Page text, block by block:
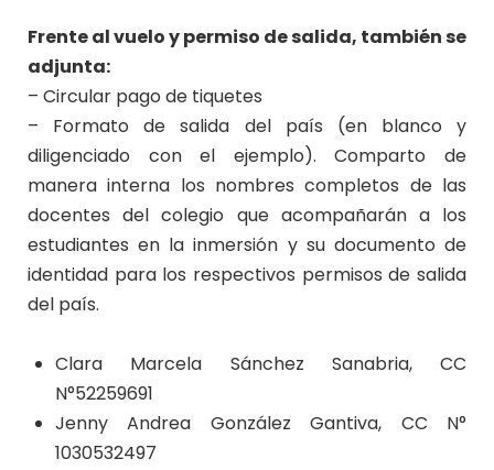
Frente al vuelo y permiso de salida, también se
adjunta:
– Circular pago de tiquetes
– Formato de salida del país (en blanco y
diligenciado con el ejemplo). Comparto de
manera interna los nombres completos de las
docentes del colegio que acompañarán a los
estudiantes en la inmersión y su documento de
identidad para los respectivos permisos de salida
del país.
Clara Marcela Sánchez Sanabria, CC
N°52259691
Jenny Andrea González Gantiva, CC N°
1030532497